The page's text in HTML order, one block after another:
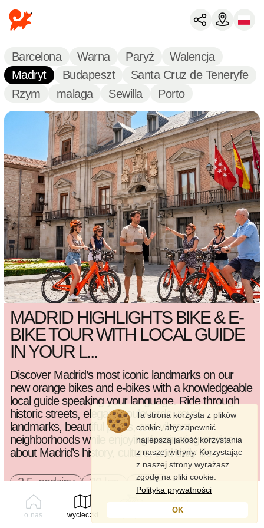
Barcelona Warna Paryż
Walencja
Madryt
Budapeszt
Santa Cruz de Teneryfe
Rzym
malaga Sewilla Porto
MADRID HIGHLIGHTS BIKE & E-
BIKE TOUR WITH LOCAL GUIDE
IN YOUR L...
Discover Madrid’s most iconic landmarks on our
new orange bikes and e-bikes with a knowledgeable
local guide speaking your language. Ride through
historic streets, elegant boulevards, royal
landmarks, beautiful parks, and vibrant
neighborhoods while enjoying fascinating stories
about Madrid’s history, culture, and daily life.
2.5 godziny 20 km
średni
19 wdzięki kobiece
o nas wycieczki profil
Ta strona korzysta z plików
cookie, aby zapewnić
najlepszą jakość korzystania
z naszej witryny. Korzystając
z naszej strony wyrażasz
zgodę na pliki cookie.
Polityka prywatności
OK